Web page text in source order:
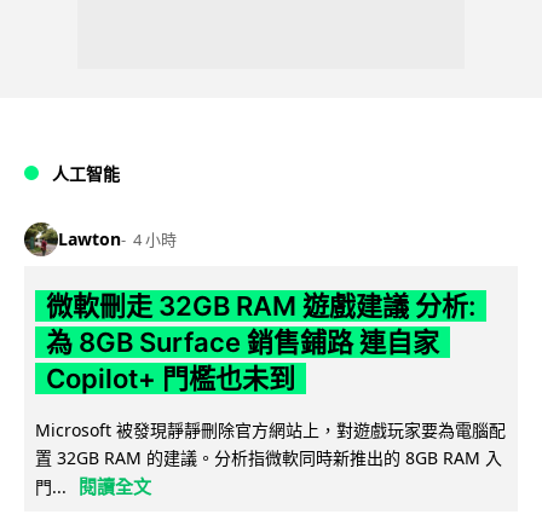
人工智能
Lawton 4 小時
微軟刪走 32GB RAM 遊戲建議 分析:
為 8GB Surface 銷售鋪路 連自家
Copilot+ 門檻也未到
Microsoft 被發現靜靜刪除官方網站上，對遊戲玩家要為電腦配
置 32GB RAM 的建議。分析指微軟同時新推出的 8GB RAM 入
門...
閱讀全文